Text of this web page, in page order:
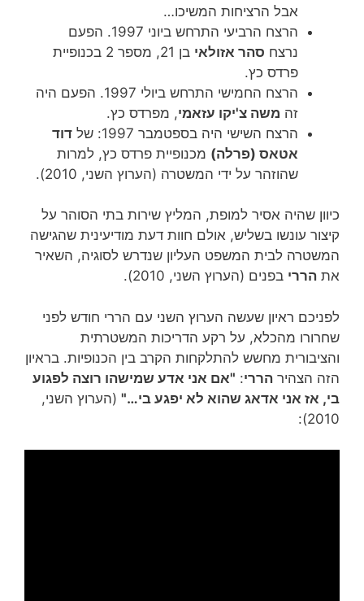
אבל הרציחות המשיכו…
הרצח הרביעי התרחש ביוני 1997. הפעם
נרצח סהר אזולאי
בן 21, מספר 2 בכנופיית
פרדס כץ.
הרצח החמישי התרחש ביולי 1997. הפעם היה
זה משה צ'יקו עזאמי, מפרדס כץ.
הרצח השישי היה בספטמבר 1997: של
דוד
אטאס (פרלה) מכנופיית פרדס כץ, למרות
שהוזהר על ידי המשטרה (הערוץ השני, 2010).
כיוון שהיה אסיר למופת, המליץ שירות בתי הסוהר על
קיצור עונשו בשליש, אולם חוות דעת מודיעינית שהגישה
המשטרה לבית המשפט העליון שנדרש לסוגיה, השאיר
את הררי בפנים (הערוץ השני, 2010).
לפניכם ראיון שעשה הערוץ השני עם הררי חודש לפני
שחרורו מהכלא, על רקע הדריכות המשטרתית
והציבורית מחשש להתלקחות הקרב בין הכנופיות. בראיון
הזה הצהיר הררי: "אם אני אדע שמישהו רוצה לפגוע
בי, אז אני אדאג שהוא לא יפגע בי…" (הערוץ השני,
2010):